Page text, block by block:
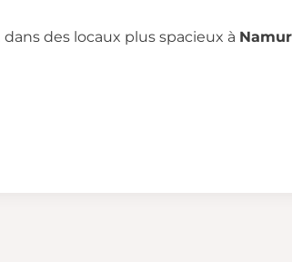
des locaux plus spacieux à Namur